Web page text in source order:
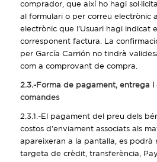
comprador, que així ho hagi
al formulari o per correu electrònic
electrònic que l’Usuari hagi indicat
corresponent factura. La
per García Carrión no tindrà
com a comprovant de compra.
2.3.-Forma de pagament, entrega i
comandes
2.3.1.-El pagament del preu dels
costos d’enviament associats als
apareixeran a la pantalla, es podrà
targeta de crèdit, transferència,